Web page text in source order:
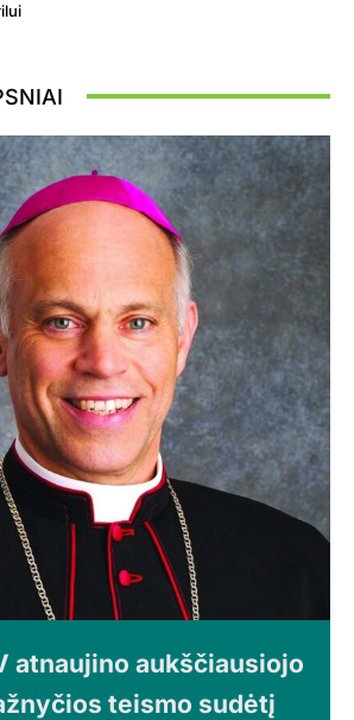
atnaujino aukščiausiojo
teismo sudėtį